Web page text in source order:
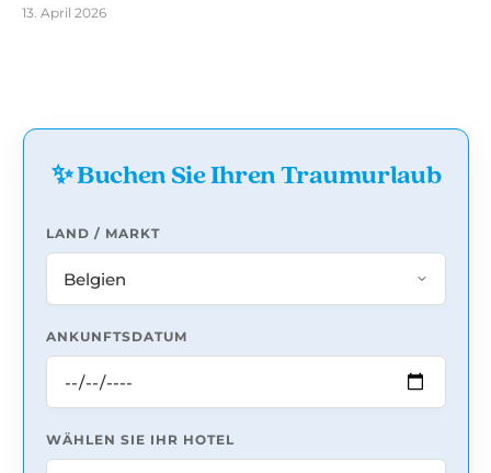
13. April 2026
✨ Buchen Sie Ihren Traumurlaub
LAND / MARKT
ANKUNFTSDATUM
WÄHLEN SIE IHR HOTEL